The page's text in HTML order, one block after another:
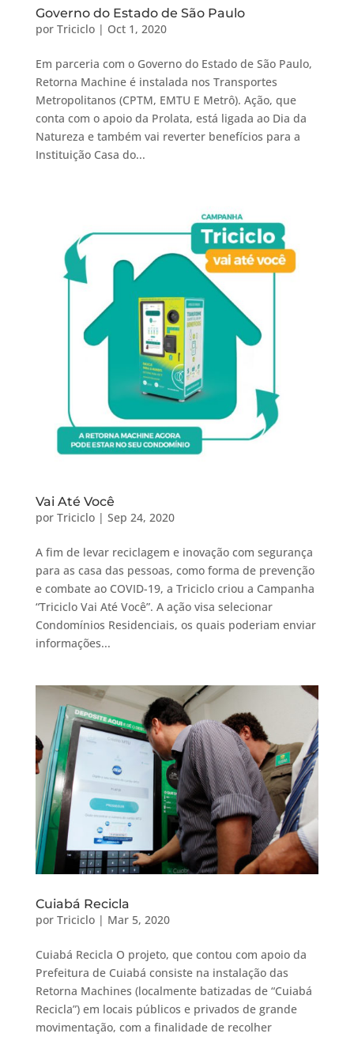
Governo do Estado de São Paulo
por Triciclo| Oct 1, 2020
Em parceria com o Governo do Estado de São Paulo,
Retorna Machine é instalada nos Transportes
Metropolitanos (CPTM, EMTU E Metrô). Ação, que
conta com o apoio da Prolata, está ligada ao Dia da
Natureza e também vai reverter benefícios para a
Instituição Casa do...
Vai Até Você
por Triciclo| Sep 24, 2020
A fim de levar reciclagem e inovação com segurança
para as casa das pessoas, como forma de prevenção
e combate ao COVID-19, a Triciclo criou a Campanha
“Triciclo Vai Até Você”. A ação visa selecionar
Condomínios Residenciais, os quais poderiam enviar
informações...
Cuiabá Recicla
por Triciclo| Mar 5, 2020
Cuiabá Recicla O projeto, que contou com apoio da
Prefeitura de Cuiabá consiste na instalação das
Retorna Machines (localmente batizadas de “Cuiabá
Recicla”) em locais públicos e privados de grande
movimentação, com a finalidade de recolher